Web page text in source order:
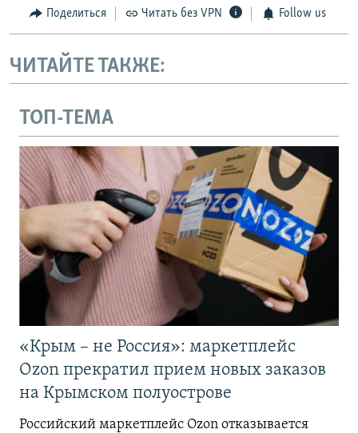
Поделиться Читать без VPN Follow us
ЧИТАЙТЕ ТАКЖЕ:
ТОП-ТЕМА
«Крым – не Россия»: маркетплейс
Ozon прекратил прием новых заказов
на Крымском полуострове
Российский маркетплейс Ozon отказывается